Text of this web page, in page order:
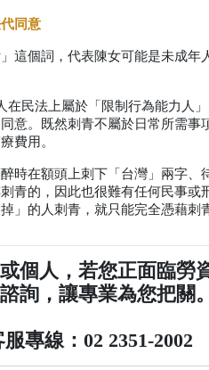
同意
這個詞，代表陳女可能是未成
在民法上屬於「限制行為能力人
意。既然刺青不屬於日常所需
費用。
時在額頭上刺下「台灣」兩字
青的，因此也很難有任何民事或
」的人刺青，就只能完全憑藉刺
或個人，若您正面臨
詢，讓專業為您把關
專線：02 2351-2002